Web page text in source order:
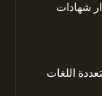
شهادات